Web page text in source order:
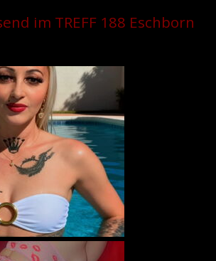
im TREFF 188 Eschborn